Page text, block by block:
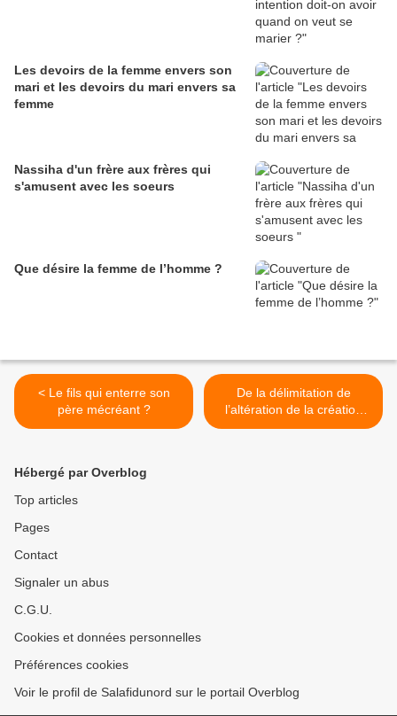
Les devoirs de la femme envers son
mari et les devoirs du mari envers sa
femme
Nassiha d'un frère aux frères qui
s'amusent avec les soeurs
Que désire la femme de l’homme ?
< Le fils qui enterre son
père mécréant ?
De la délimitation de
l’altération de la création
d’Allah >
Hébergé par Overblog
Top articles
Pages
Contact
Signaler un abus
C.G.U.
Cookies et données personnelles
Préférences cookies
Voir le profil de Salafidunord sur le portail Overblog